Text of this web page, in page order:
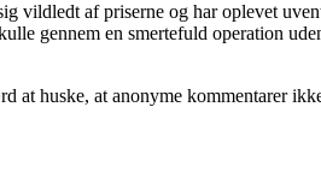
vildledt af priserne og har oplevet
gennem en smertefuld operation
at huske, at anonyme kommentarer